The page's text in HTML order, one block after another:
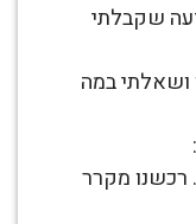
שקבלתי
ושאלתי במה
רכשנו מקרר